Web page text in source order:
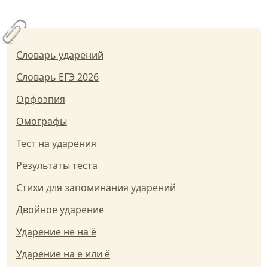
Словарь ударений
Словарь ЕГЭ 2026
Орфоэпия
Омографы
Тест на ударения
Результаты теста
Стихи для запоминания ударений
Двойное ударение
Ударение не на ё
Ударение на е или ё